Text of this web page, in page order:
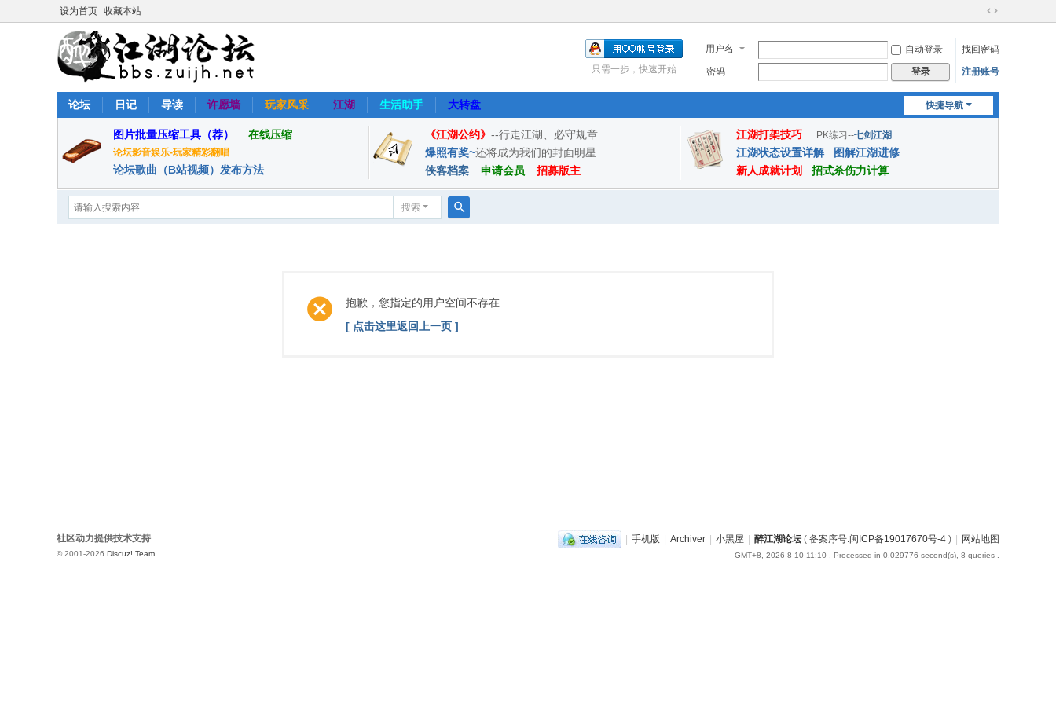
设为首页 收藏本站
切
到
宽
用户名 自动登录
找回密码
密码
登录 注册账号
只需一步，快速开始
快捷导航
论坛 日记 导读 许愿墙 玩家风采 江湖 生活助手 大转盘
图片批量压缩工具（荐） 在线压缩
论坛影音娱乐-玩家精彩翻唱
论坛歌曲（B站视频）发布方法
《江湖公约》 --行走江湖、必守规章
爆照有奖~还将成为我们的封面明星
侠客档案
申请会员 招募版主
江湖打架技巧 PK练习--七剑江湖
江湖状态设置详解
图解江湖进修
新人成就计划
招式杀伤力计算
搜索
抱歉，您指定的用户空间不存在
[ 点击这里返回上一页 ]
| 手机版 | Archiver | 小黑屋 | 醉江湖论坛 ( 备案序号:闽ICP备19017670号-4 ) | 网站地图
GMT+8, 2026-8-10 11:10 , Processed in 0.029776 second(s), 8 queries .
社区动力提供技术支持
© 2001-2026 Discuz! Team